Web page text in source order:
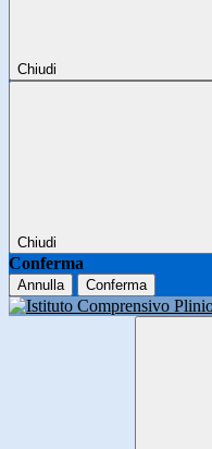
Chiudi
Chiudi
Conferma
Annulla Conferma